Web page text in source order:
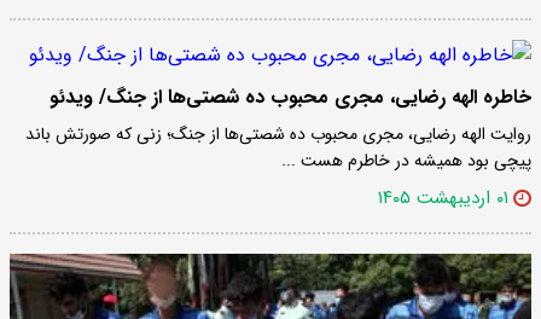
خاطره الهه رضایی، مجری محبوب ده شصتی‌ها از جنگ/ ویدئو
روایت الهه رضایی، مجری محبوب ده شصتی‌ها از جنگ؛ زنی که صورتش باند
پیچی بود همیشه در خاطرم هست ...
۰۱ اردیبهشت ۱۴۰۵